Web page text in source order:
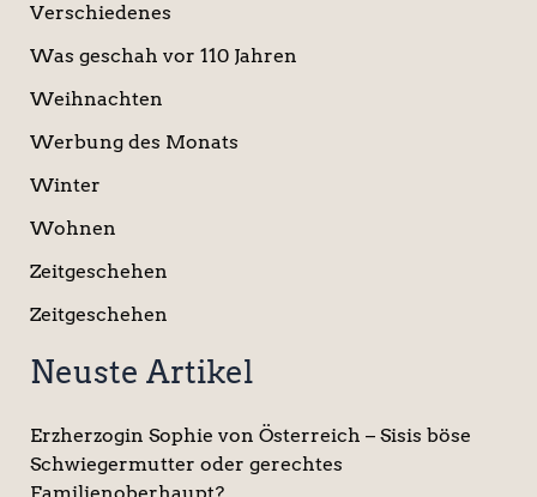
Verschiedenes
Was geschah vor 110 Jahren
Weihnachten
Werbung des Monats
Winter
Wohnen
Zeitgeschehen
Zeitgeschehen
Neuste Artikel
Erzherzogin Sophie von Österreich – Sisis böse
Schwiegermutter oder gerechtes